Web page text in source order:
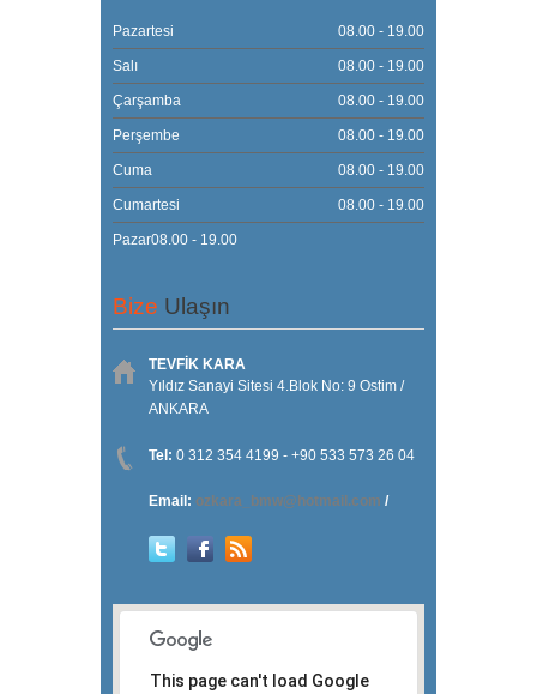
Pazartesi 08.00 - 19.00
Salı 08.00 - 19.00
Çarşamba 08.00 - 19.00
Perşembe 08.00 - 19.00
Cuma 08.00 - 19.00
Cumartesi 08.00 - 19.00
Pazar08.00 - 19.00
Bize Ulaşın
TEVFİK KARA
Yıldız Sanayi Sitesi 4.Blok No: 9 Ostim /
ANKARA
Tel: 0 312 354 4199 - +90 533 573 26 04
Email: ozkara_bmw@hotmail.com /
This page can't load Google